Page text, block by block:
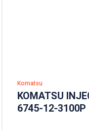
Komatsu
KOMATSU
6745-12-3100P